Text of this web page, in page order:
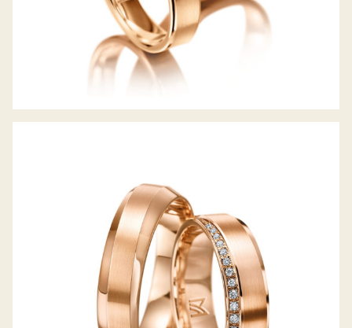
MEISTER TRAURINGE PHANTASTICS